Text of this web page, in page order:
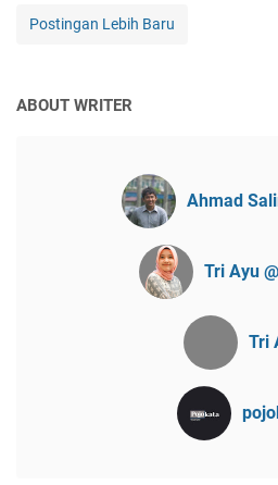
Postingan Lebih Baru
ABOUT WRITER
Ahmad
Tri Ayu
Tri